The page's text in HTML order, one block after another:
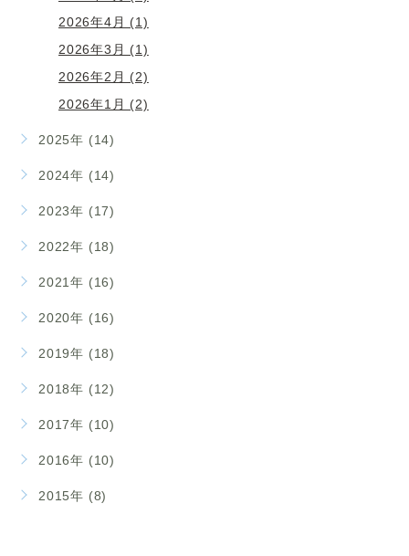
2026年4月 (1)
2026年3月 (1)
2026年2月 (2)
2026年1月 (2)
2025年 (14)
2024年 (14)
2023年 (17)
2022年 (18)
2021年 (16)
2020年 (16)
2019年 (18)
2018年 (12)
2017年 (10)
2016年 (10)
2015年 (8)